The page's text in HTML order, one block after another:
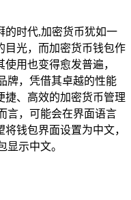
的时代,加密货币犹如一
目光，而加密货币钱包作
用也变得愈发普遍，
牌，凭借其卓越的性能
捷、高效的加密货币管理
言，可能会在界面语言
钱包界面设置为中文，
显示中文。